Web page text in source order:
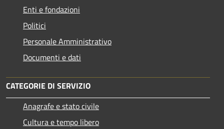
Enti e fondazioni
Politici
Personale Amministrativo
Documenti e dati
CATEGORIE DI SERVIZIO
Anagrafe e stato civile
Cultura e tempo libero